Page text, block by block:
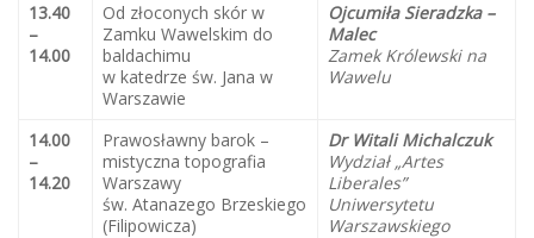
13.40
–
14.00
Od złoconych skór w
Zamku Wawelskim do
baldachimu
w katedrze św. Jana w
Warszawie
Ojcumiła Sieradzka –
Malec
Zamek Królewski na
Wawelu
14.00
–
14.20
Prawosławny barok –
mistyczna topografia
Warszawy
św. Atanazego Brzeskiego
(Filipowicza)
Dr Witali Michalczuk
Wydział „Artes
Liberales”
Uniwersytetu
Warszawskiego